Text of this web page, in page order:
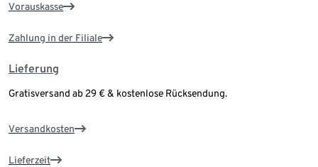
Vorauskasse
Zahlung in der Filiale
Lieferung
Gratisversand ab 29 € & kostenlose Rücksendung.
Versandkosten
Lieferzeit